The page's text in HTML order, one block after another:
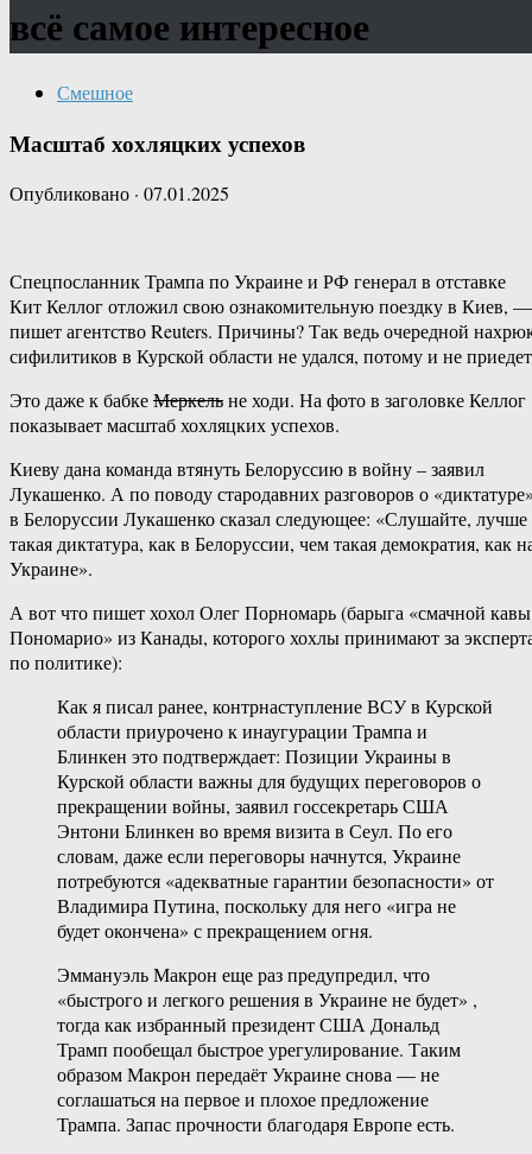
всё самое интересное
Смешное
Масштаб хохляцких успехов
Опубликовано · 07.01.2025
Спецпосланник Трампа по Украине и РФ генерал в отставке
Кит Келлог отложил свою ознакомительную поездку в Киев, —
пишет агентство Reuters. Причины? Так ведь очередной
сифилитиков в Курской области не удался, потому и не
Это даже к бабкеМеркельне ходи. На фото в заголовке Келлог
показывает масштаб хохляцких успехов.
Киеву дана команда втянуть Белоруссию в войну – заявил
Лукашенко. А по поводу стародавних разговоров о
в Белоруссии Лукашенко сказал следующее: «Слушайте, лучше
такая диктатура, как в Белоруссии, чем такая демократия, как
Украине».
А вот что пишет хохол Олег Порномарь (барыга «смачной кавы
Пономарио» из Канады, которого хохлы принимают за
по политике):
Как я писал ранее, контрнаступление ВСУ в Курской
области приурочено к инаугурации Трампа и
Блинкен это подтверждает: Позиции Украины в
Курской области важны для будущих переговоров о
прекращении войны, заявил госсекретарь США
Энтони Блинкен во время визита в Сеул. По его
словам, даже если переговоры начнутся, Украине
потребуются «адекватные гарантии безопасности» от
Владимира Путина, поскольку для него «игра не
будет окончена» с прекращением огня.
Эммануэль Макрон еще раз предупредил, что
«быстрого и легкого решения в Украине не будет» ,
тогда как избранный президент США Дональд
Трамп пообещал быстрое урегулирование. Таким
образом Макрон передаёт Украине снова — не
соглашаться на первое и плохое предложение
Трампа. Запас прочности благодаря Европе есть.